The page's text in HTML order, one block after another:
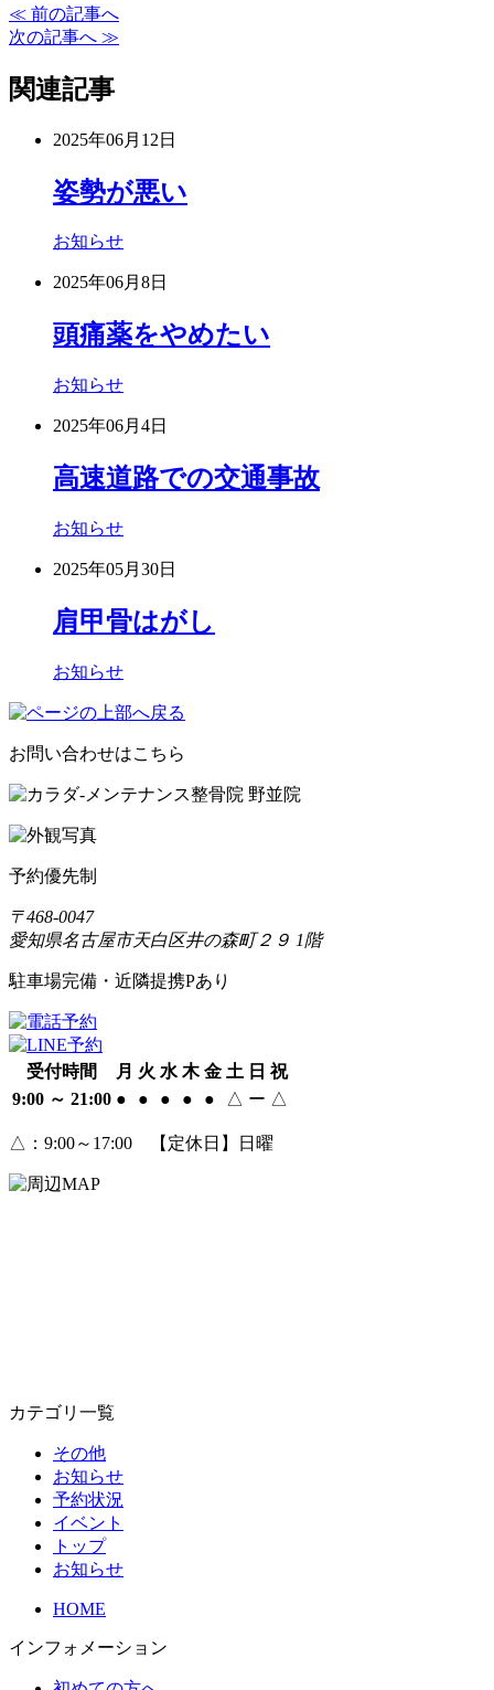
≪ 前の記事へ
次の記事へ ≫
関連記事
2025年06月12日
姿勢が悪い
お知らせ
2025年06月8日
頭痛薬をやめたい
お知らせ
2025年06月4日
高速道路での交通事故
お知らせ
2025年05月30日
肩甲骨はがし
お知らせ
お問い合わせはこちら
予約優先制
〒468-0047
愛知県名古屋市天白区井の森町２９ 1階
駐車場完備・近隣提携Pあり
受付時間 月 火 水 木 金 土 日 祝
9:00 ～ 21:00 ● ● ● ● ● △ ー △
△ ：9:00～17:00 【定休日】日曜
カテゴリ一覧
その他
お知らせ
予約状況
イベント
トップ
お知らせ
HOME
インフォメーション